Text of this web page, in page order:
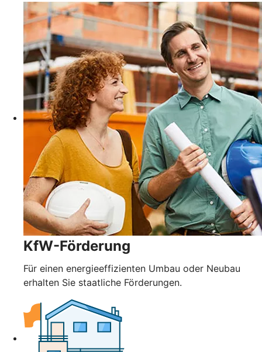
KfW-Förderung
Für einen energieeffizienten Umbau oder Neubau
erhalten Sie staatliche Förderungen.